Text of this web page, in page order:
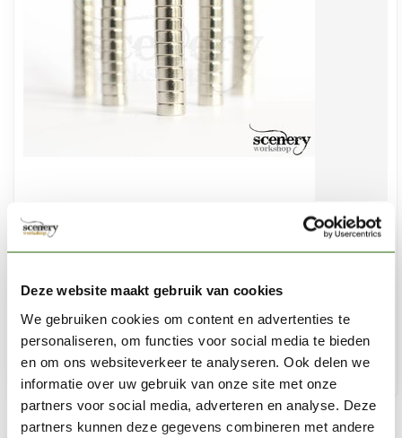
Deze website maakt gebruik van cookies
We gebruiken cookies om content en advertenties te
personaliseren, om functies voor social media te bieden
en om ons websiteverkeer te analyseren. Ook delen we
informatie over uw gebruik van onze site met onze
partners voor social media, adverteren en analyse. Deze
partners kunnen deze gegevens combineren met andere
SUPERMAGNETE
5mm x 2mm Rare Earth Magneten voor miniaturen - 50x -
S-05-02-N-50
Niet op voorraad